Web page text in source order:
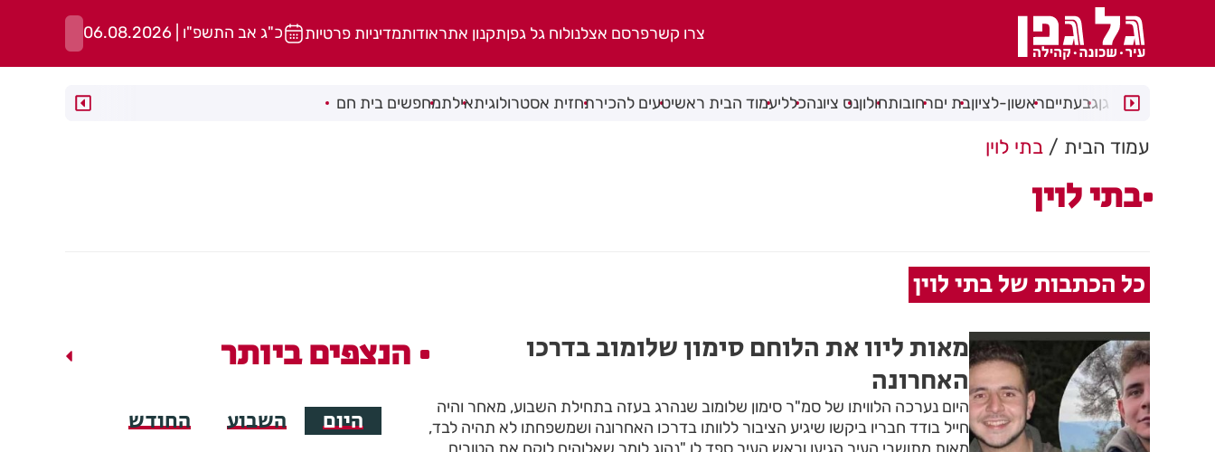
צרו קשרפרסם אצלנולוח גל גפןתקנון אתראודותמדיניות פרטיות כ"ג אב התשפ"ו | 06.08.2026
רמת גןגבעתייםראשון-לציוןבת יםרחובותחולוןנס ציונהכלליעמוד הבית ראשיטעים להכירתחזית אסטרולוגיתאילתמחפשים בית חם
עמוד הבית בתי לוין
בתי לוין
כל הכתבות של בתי לוין
מאות ליוו את הלוחם סימון שלומוב בדרכו
האחרונה
היום נערכה הלוויתו של סמ"ר סימון שלומוב שנהרג בעזה בתחילת השבוע, מאחר והיה
חייל בודד חבריו ביקשו שיגיע הציבור ללוותו בדרכו האחרונה ושמשפחתו לא תהיה לבד,
הנצפים ביותר
היום השבוע החודש